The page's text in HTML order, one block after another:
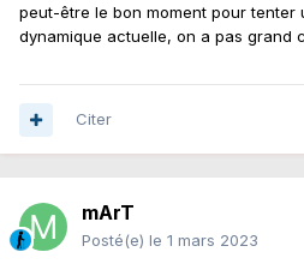
peut-être le bon moment pour tenter
dynamique actuelle, on a pas grand
Citer
mArT
Posté(e) le 1 mars 2023